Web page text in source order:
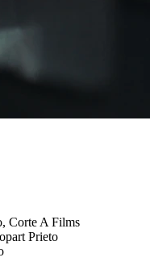
Corte A Films
Prieto